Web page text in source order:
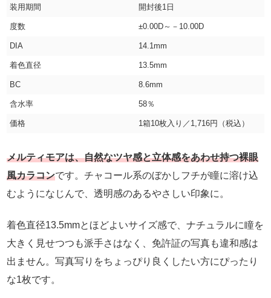
装用期間 開封後1日
度数 ±0.00D～－10.00D
DIA 14.1mm
着色直径 13.5mm
BC 8.6mm
含水率 58％
価格 1箱10枚入り／1,716円（税込）
メルティモアは、自然なツヤ感と立体感をあわせ持つ裸眼
風カラコンです。チャコール系のぼかしフチが瞳に溶け込
むようになじんで、透明感のあるやさしい印象に。
着色直径13.5mmとほどよいサイズ感で、ナチュラルに瞳を
大きく見せつつも派手さはなく、免許証の写真も違和感は
出ません。写真写りをちょっぴり良くしたい方にぴったり
な1枚です。